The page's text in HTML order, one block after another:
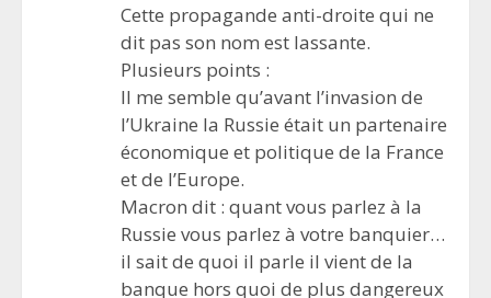
Cette propagande anti-droite qui ne
dit pas son nom est lassante.
Plusieurs points :
Il me semble qu’avant l’invasion de
l’Ukraine la Russie était un partenaire
économique et politique de la France
et de l’Europe.
Macron dit : quant vous parlez à la
Russie vous parlez à votre banquier…
il sait de quoi il parle il vient de la
banque hors quoi de plus dangereux